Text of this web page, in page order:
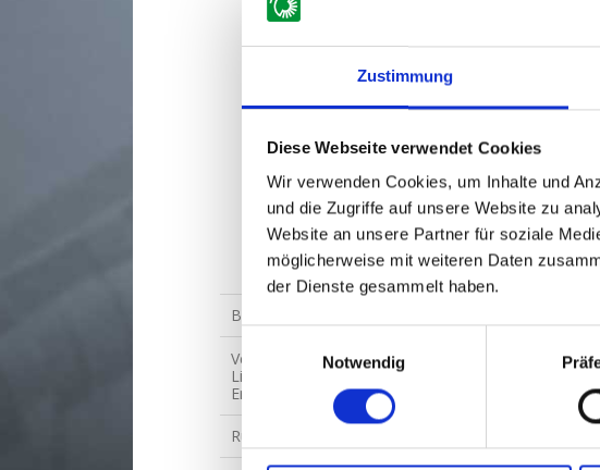
Zustimmung
Diese Webseite verwendet Cookies
Wir verwenden Cookies, um Inhalte und
und die Zugriffe auf unsere Website zu
Website an unsere Partner für soziale
möglicherweise mit weiteren Daten
der Dienste gesammelt haben.
Einwilligungsauswahl
Notwendig
Mini Basic EL / Mini RS
Multi EL
Evo EL
Maxi EL 4WD
Bestellformular
Verkaufs- und
Lieferbedingungen für
Ersatzteile
Rücksendungen
ELS-K 48V
Hier